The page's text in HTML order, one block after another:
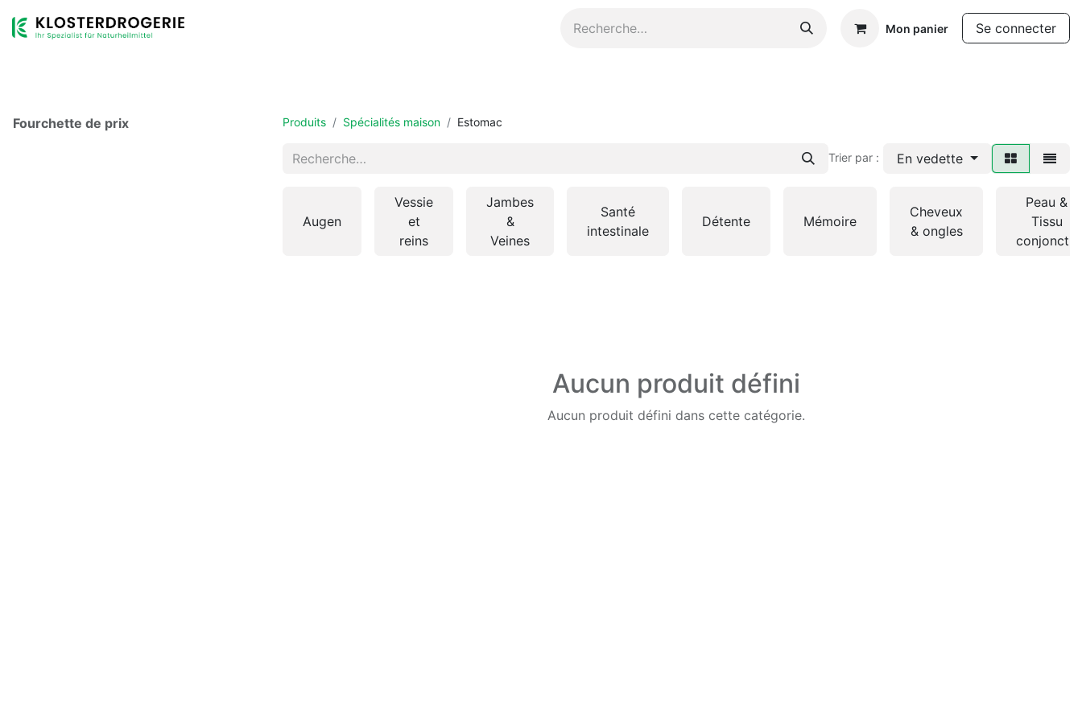
Mon panier Se connecter
Fourchette de prix Produits Spécialités maison Estomac
Trier par : En vedette
Augen
Vessie
et
reins
Jambes
&
Veines
Santé
intestinale
Détente Mémoire
Cheveux
& ongles
Peau &
Tissu
conjonctif
Aucun produit défini
Aucun produit défini dans cette catégorie.